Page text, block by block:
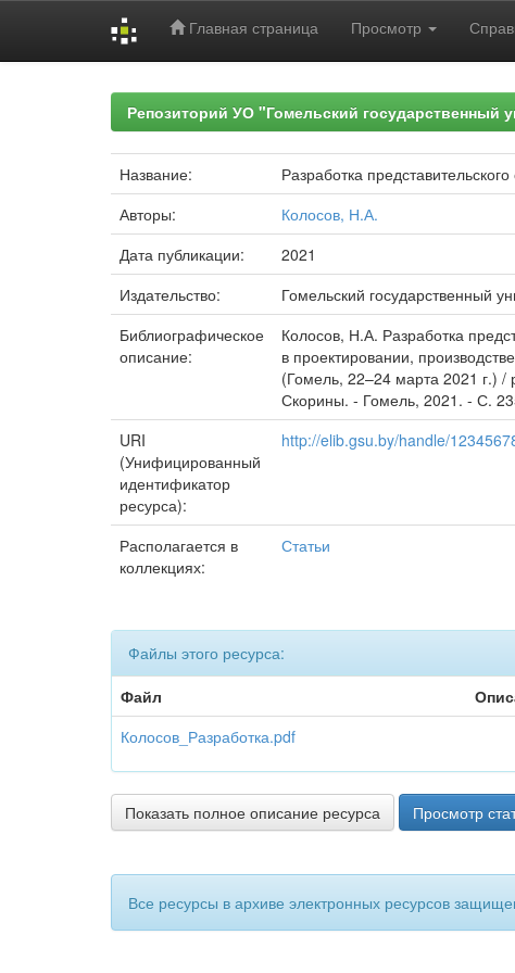
Главная страница Просмотр
Репозиторий УО "Гомельский государственный
Название:
Разработка
Авторы:
Колосов, Н.А.
Дата публикации:
2021
Издательство:
Гомельский государственный
Библиографическое
описание:
Колосов, Н.А. Разработка
в проектировании,
(Гомель, 22–24 марта 2021 г.) /
Скорины. - Гомель, 2021. - С.
URI
(Унифицированный
идентификатор
ресурса):
http://elib.gsu.by/handle/
Располагается в
коллекциях:
Статьи
Файлы этого ресурса:
Файл
Колосов_Разработка.pdf
Показать полное описание ресурса Просмотр
Все ресурсы в архиве электронных ресурсов